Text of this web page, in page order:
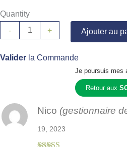
Quantity
-
+ Ajouter au
Valider la Commande
Je poursuis mes
Retour aux
Nico (gestionnaire
19, 2023